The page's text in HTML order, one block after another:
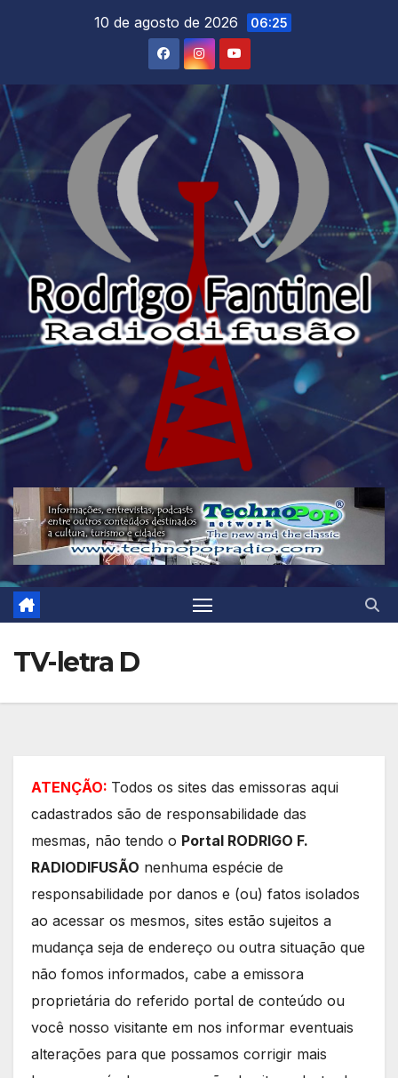
10 de agosto de 2026 06:25
TV-letra D
ATENÇÃO: Todos os sites das emissoras aqui
cadastrados são de responsabilidade das
mesmas, não tendo o Portal RODRIGO F.
RADIODIFUSÃO nenhuma espécie de
responsabilidade por danos e (ou) fatos isolados
ao acessar os mesmos, sites estão sujeitos a
mudança seja de endereço ou outra situação que
não fomos informados, cabe a emissora
proprietária do referido portal de conteúdo ou
você nosso visitante em nos informar eventuais
alterações para que possamos corrigir mais